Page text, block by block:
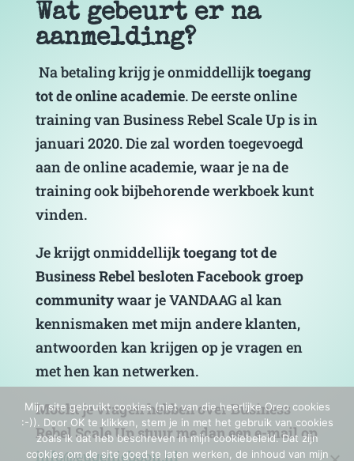
Wat gebeurt er na
aanmelding?
Na betaling krijg je onmiddellijktoegang
tot de online academie. De eerste online
training van Business Rebel Scale Up is in
januari 2020. Die zal worden toegevoegd
aan de online academie, waar je na de
training ook bijbehorende werkboek kunt
vinden.
Je krijgt onmiddellijktoegang tot de
Business Rebel besloten Facebook groep
communitywaar je VANDAAG al kan
kennismaken met mijn andere klanten,
antwoorden kan krijgen op je vragen en
met hen kan netwerken.
Mocht je vragen hebben over Business
Rebel Scale Up stuur me dan een e-mail op
info@eugenieboon.nl
Mijn site gebruikt cookies (niet van die heerlijke Oreo cookies
:-)). Door OK te klikken, stem je in met het gebruik van cookies
zoals ik dat heb beschreven in mijn cookiebeleid. Dat zijn
cookies om de site goed te laten werken, de inhoud van mijn